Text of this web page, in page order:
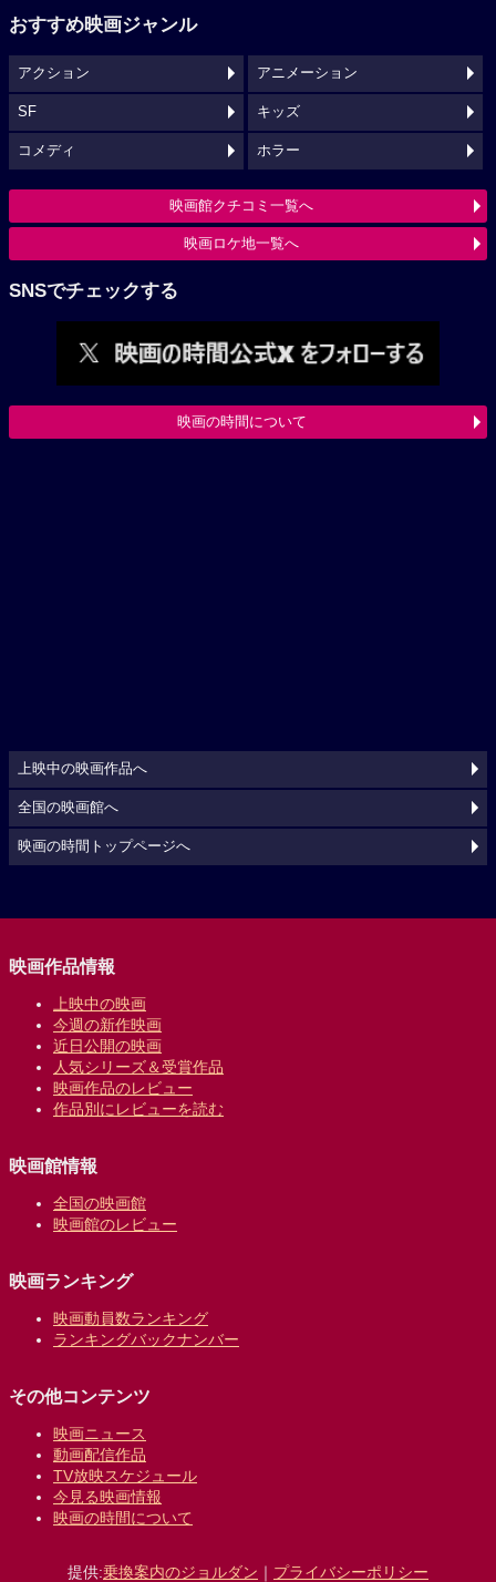
おすすめ映画ジャンル
アクション アニメーション
SF キッズ
コメディ ホラー
映画館クチコミ一覧へ
映画ロケ地一覧へ
SNSでチェックする
映画の時間について
上映中の映画作品へ
全国の映画館へ
映画の時間トップページへ
映画作品情報
上映中の映画
今週の新作映画
近日公開の映画
人気シリーズ＆受賞作品
映画作品のレビュー
作品別にレビューを読む
映画館情報
全国の映画館
映画館のレビュー
映画ランキング
映画動員数ランキング
ランキングバックナンバー
その他コンテンツ
映画ニュース
動画配信作品
TV放映スケジュール
今見る映画情報
映画の時間について
提供:乗換案内のジョルダン ｜ プライバシーポリシー